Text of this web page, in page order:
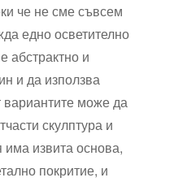
че не сме съвсем
едно осветително
абстрактно и
и да използва
може да
скулптура и
има извита основа,
покритие, и